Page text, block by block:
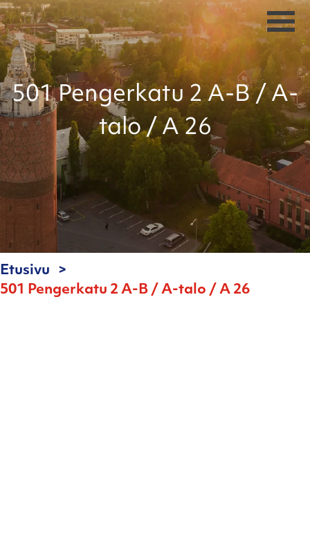
501 Pengerkatu 2 A-B / A-
talo / A 26
Etusivu
501 Pengerkatu 2 A-B / A-talo / A 26